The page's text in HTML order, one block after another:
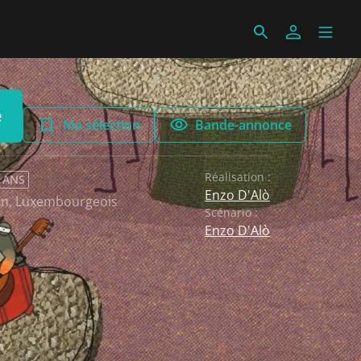
Ma sélection Bande-annonce
,Luxembourgeois
Réalisation :
Enzo D'Alò
Scénario :
Enzo D'Alò